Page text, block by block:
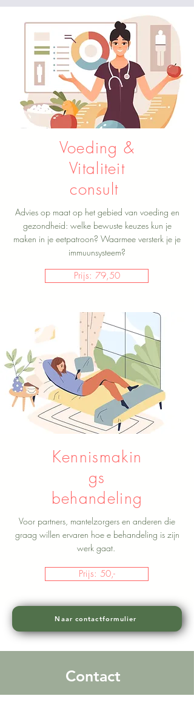
Voeding &
Vitaliteit
consult
Advies op maat op het gebied van voeding en
gezondheid: welke bewuste keuzes kun je
maken in je eetpatroon? Waarmee versterk je je
immuunsysteem?
Prijs: 79,50
Kennismakin
gs
behandeling
Voor partners, mantelzorgers en anderen die
graag willen ervaren hoe e behandeling is zijn
werk gaat.
Prijs: 50,-
Naar contactformulier
Contact